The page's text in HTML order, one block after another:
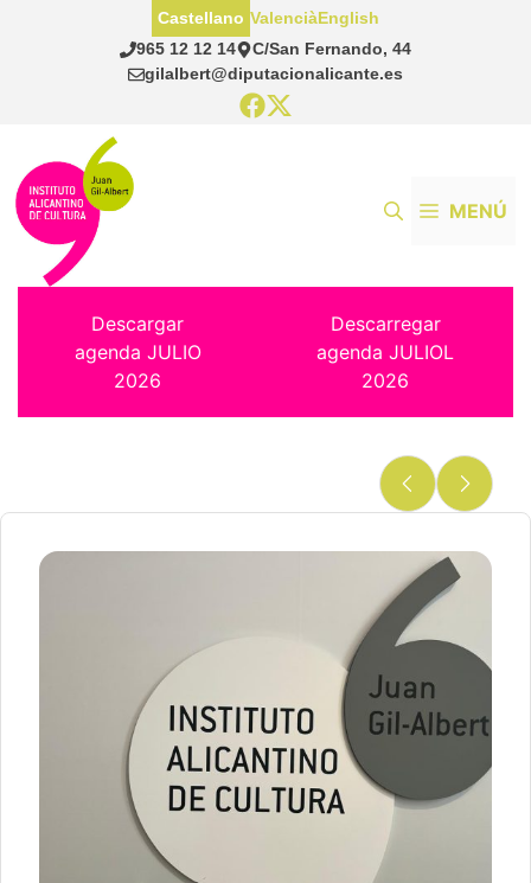
965 12 12 14
C/San Fernando, 44
gilalbert@diputacionalicante.es
Castellano ValenciàEnglish
MENÚ
Descargar
agenda JULIO
2026
Descarregar
agenda JULIOL
2026